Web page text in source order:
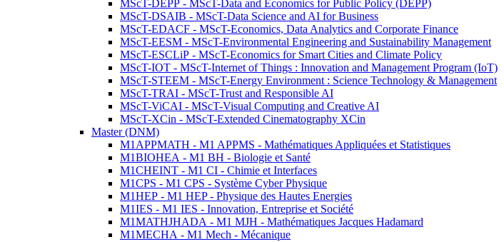
MScT-DEPP - MScT-Data and Economics for Public Policy (DEPP)
MScT-DSAIB - MScT-Data Science and AI for Business
MScT-EDACF - MScT-Economics, Data Analytics and Corporate Finance
MScT-EESM - MScT-Environmental Engineering and Sustainability Management
MScT-ESCLiP - MScT-Economics for Smart Cities and Climate Policy
MScT-IOT - MScT-Internet of Things : Innovation and Management Program (IoT)
MScT-STEEM - MScT-Energy Environment : Science Technology & Management
MScT-TRAI - MScT-Trust and Responsible AI
MScT-ViCAI - MScT-Visual Computing and Creative AI
MScT-XCin - MScT-Extended Cinematography XCin
Master (DNM)
M1APPMATH - M1 APPMS - Mathématiques Appliquées et Statistiques
M1BIOHEA - M1 BH - Biologie et Santé
M1CHEINT - M1 CI - Chimie et Interfaces
M1CPS - M1 CPS - Système Cyber Physique
M1HEP - M1 HEP - Physique des Hautes Energies
M1IES - M1 IES - Innovation, Entreprise et Société
M1MATHJHADA - M1 MJH - Mathématiques Jacques Hadamard
M1MECHA - M1 Mech - Mécanique